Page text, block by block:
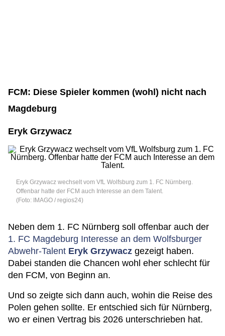
FCM: Diese Spieler kommen (wohl) nicht nach
Magdeburg
Eryk Grzywacz
Eryk Grzywacz wechselt vom VfL Wolfsburg zum 1. FC Nürnberg.
Offenbar hatte der FCM auch Interesse an dem Talent.
(Foto: IMAGO / regios24)
Neben dem 1. FC Nürnberg soll offenbar auch der
1. FC Magdeburg Interesse an dem Wolfsburger
Abwehr-Talent Eryk Grzywacz gezeigt haben.
Dabei standen die Chancen wohl eher schlecht für
den FCM, von Beginn an.
Und so zeigte sich dann auch, wohin die Reise des
Polen gehen sollte. Er entschied sich für Nürnberg,
wo er einen Vertrag bis 2026 unterschrieben hat.